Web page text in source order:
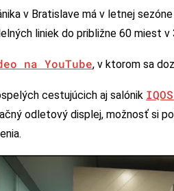
v Bratislave má v letnej
liniek do približne 60 miest v
na YouTube, v ktorom sa
cestujúcich aj salónik
odletový displej, možnosť si